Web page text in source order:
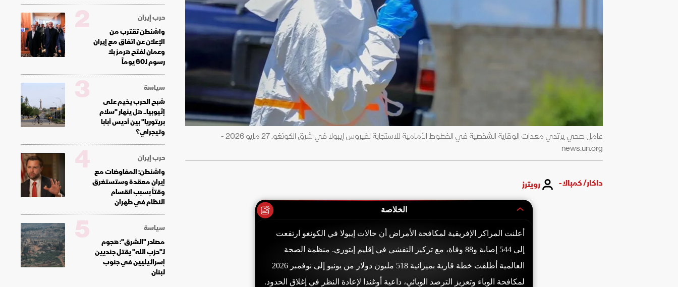
عامل صحي يرتدي معدات الوقاية الشخصية في الخطوط الأمامية للاستجابة لفيروس إيبولا في شرق الكونغو. 27 مايو 2026 -
news.un.org
داكار/ كمبالا - رويترز
الخلاصة
أعلنت المراكز الإفريقية لمكافحة الأمراض أن حالات إيبولا في الكونغو ارتفعت
إلى 544 إصابة و88 وفاة، مع تركيز التفشي في إقليم إيتوري. منظمة الصحة
العالمية أطلقت خطة قارية بميزانية 518 مليون دولار من يونيو إلى نوفمبر 2026
لمكافحة الوباء وتعزيز الترصد الوبائي، داعية أوغندا لإعادة النظر في إغلاق الحدود.
حرب إيران
واشنطن تقترب من
الإعلان عن اتفاق مع إيران
وعمان لفتح هرمز بلا
رسوم لـ60 يوماً
2
سياسة
شبح الحرب يخيم على
إثيوبيا.. هل ينهار "سلام
بريتوريا" بين أديس أبابا
وتيجراي؟
3
حرب إيران
واشنطن: المفاوضات مع
إيران معقدة وستستغرق
وقتاً بسبب انقسام
النظام في طهران
4
سياسة
مصادر "الشرق": هجوم
لـ"حزب الله" يقتل جنديين
إسرائيليين في جنوب
لبنان
5